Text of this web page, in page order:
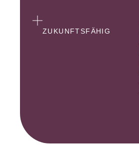
ZUKUNFTSFÄHIG